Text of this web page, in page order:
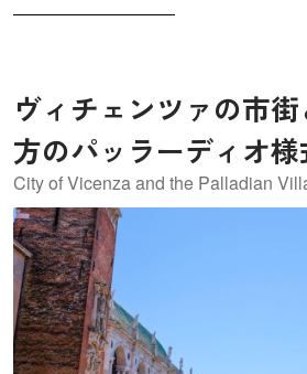
ヴィチェンツァの市
方のパッラーディオ
City of Vicenza and the Palladian